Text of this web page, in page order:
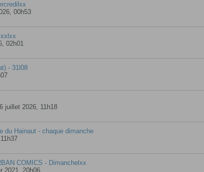
00h53
02h01
- 31l08
juillet 2026, 11h18
du Hainaut - chaque dimanche
COMICS - Dimanchelxx
2021, 20h06